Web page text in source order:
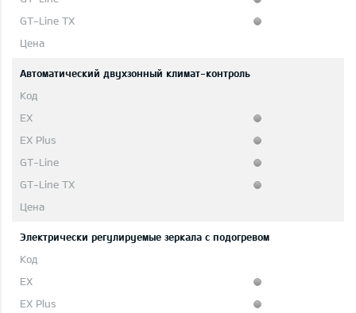
Автоматический двухзонный климат-контроль
Электрически регулируемые зеркала с подогревом